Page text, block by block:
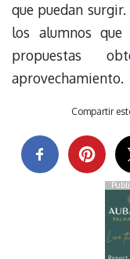
que puedan
los alumnos que
propuestas
aprovechamiento.
Compartir